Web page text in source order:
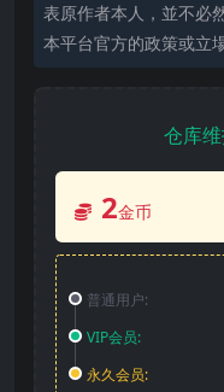
表原作者本人，並不必
本平台官方的政策或立場
仓库
2金币
普通用户:
VIP会员:
永久会员: